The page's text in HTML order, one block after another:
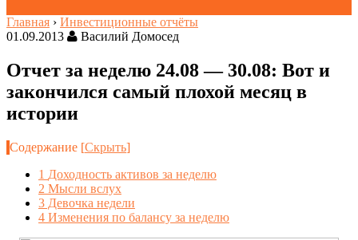
Главная › Инвестиционные отчёты
01.09.2013
Василий Домосед
Отчет за неделю 24.08 — 30.08: Вот и
закончился самый плохой месяц в
истории
Содержание [Скрыть]
1 Доходность активов за неделю
2 Мысли вслух
3 Девочка недели
4 Изменения по балансу за неделю